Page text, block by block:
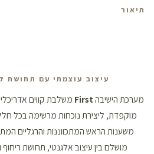
תיאור
עיצוב עוצמתי עם תחושת
מערכת הישיבהFirst משלבת קווים
מוקפדת, ליצירת נוכחות מרשימה בכל
משענות הראש המתכווננות והרגליים
מושלם בין עיצוב אלגנטי, תחושת ריחוף